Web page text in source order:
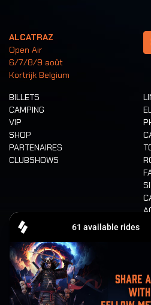
ALCATRAZ
Open Air
6/7/8/9 août
Kortrijk Belgium
BILLETS
CAMPING
VIP
SHOP
PARTENAIRES
CLUBSHOWS